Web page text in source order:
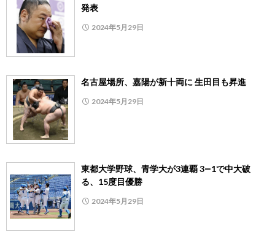
発表
2024年5月29日
名古屋場所、嘉陽が新十両に 生田目も昇進
2024年5月29日
東都大学野球、青学大が3連覇 3―1で中大破
る、15度目優勝
2024年5月29日